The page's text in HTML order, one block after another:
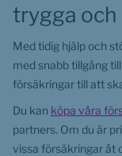
trygga och
Med tidig hjälp och
med snabb tillgång
försäkringar till att
Du kan köpa våra
partners. Om du är
vissa försäkringar åt